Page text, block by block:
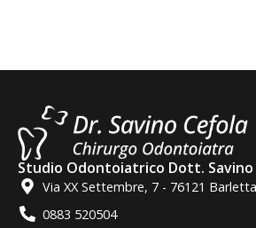
Studio Odontoiatrico Dott. Savino
Via XX Settembre, 7 - 76121
0883 520504